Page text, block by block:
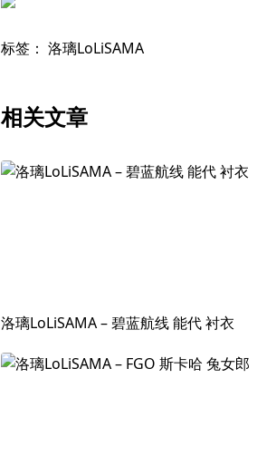
标签： 洛璃LoLiSAMA
相关文章
洛璃LoLiSAMA – 碧蓝航线 能代 衬衣